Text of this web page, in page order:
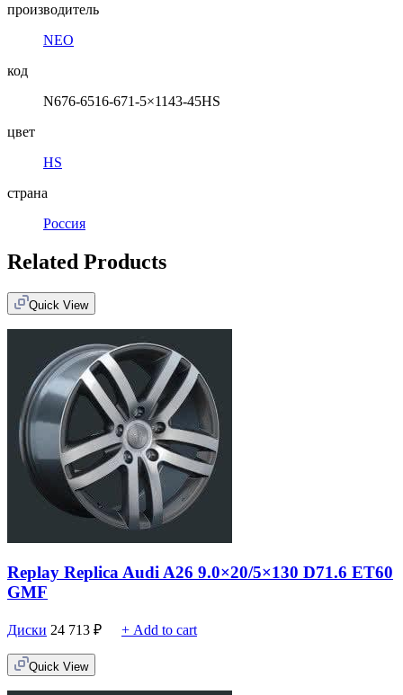
производитель
NEO
код
N676-6516-671-5×1143-45HS
цвет
HS
страна
Россия
Related Products
Quick View
Replay Replica Audi A26 9.0×20/5×130 D71.6 ET60
GMF
Диски 24 713 ₽ + Add to cart
Quick View